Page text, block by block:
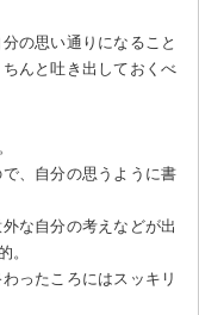
の思い通りになること
んと吐き出しておくべ
、自分の思うように書
な自分の考えなどが出
。
ったころにはスッキリ